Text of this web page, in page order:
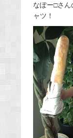
なぽー□さ
ャツ！